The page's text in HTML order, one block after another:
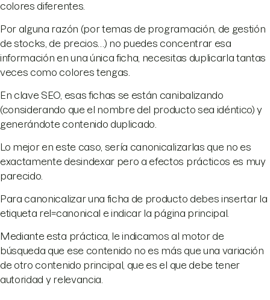
colores diferentes.
Por alguna razón (por temas de programación, de gestión
de stocks, de precios…) no puedes concentrar esa
información en una única ficha, necesitas duplicarla tantas
veces como colores tengas.
En clave SEO, esas fichas se están canibalizando
(considerando que el nombre del producto sea idéntico) y
generándote contenido duplicado.
Lo mejor en este caso, sería canonicalizarlas que no es
exactamente desindexar pero a efectos prácticos es muy
parecido.
Para canonicalizar una ficha de producto debes insertar la
etiqueta rel=canonical e indicar la página principal.
Mediante esta práctica, le indicamos al motor de
búsqueda que ese contenido no es más que una variación
de otro contenido principal, que es el que debe tener
autoridad y relevancia.